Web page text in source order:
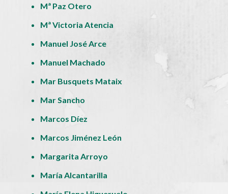
Mª Paz Otero
Mª Victoria Atencia
Manuel José Arce
Manuel Machado
Mar Busquets Mataix
Mar Sancho
Marcos Díez
Marcos Jiménez León
Margarita Arroyo
María Alcantarilla